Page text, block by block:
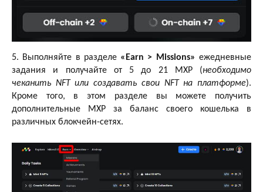
5. Выполняйте в разделе «Earn > Missions» ежедневные
задания и получайте от 5 до 21 MXP (необходимо
чеканить NFT или создавать свои NFT на платформе).
Кроме того, в этом разделе вы можете получить
дополнительные MXP за баланс своего кошелька в
различных блокчейн-сетях.